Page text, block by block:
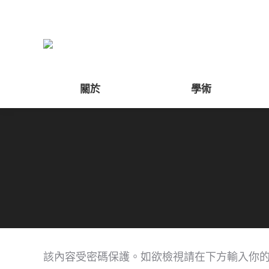
關於 學術
該內容受密碼保護。如欲檢視請在下方輸入你